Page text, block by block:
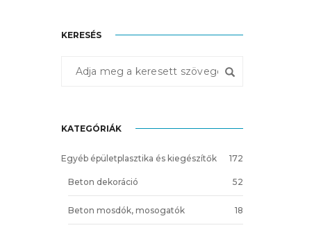
KERESÉS
KATEGÓRIÁK
Egyéb épületplasztika és kiegészítők 172
Beton dekoráció 52
Beton mosdók, mosogatók 18